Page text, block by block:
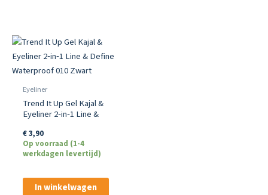
Eyeliner
Trend It Up Gel Kajal &
Eyeliner 2‑in‑1 Line &
Zwart
€3,90
Op voorraad (1-4
werkdagen levertijd)
In winkelwagen